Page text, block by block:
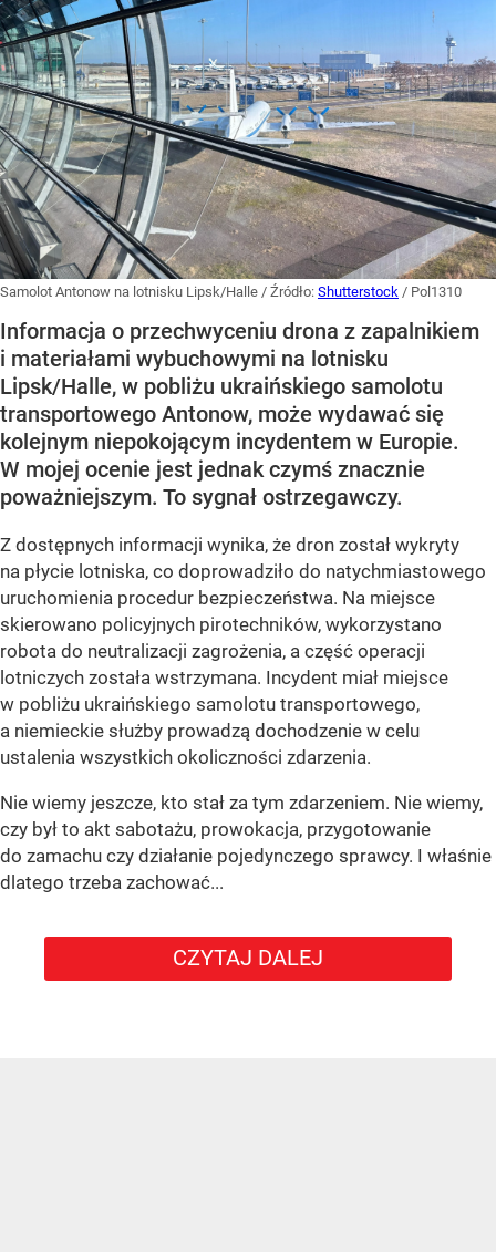
Samolot Antonow na lotnisku Lipsk/Halle / Źródło: Shutterstock / Pol1310
Informacja o przechwyceniu drona z zapalnikiem
i materiałami wybuchowymi na lotnisku
Lipsk/Halle, w pobliżu ukraińskiego samolotu
transportowego Antonow, może wydawać się
kolejnym niepokojącym incydentem w Europie.
W mojej ocenie jest jednak czymś znacznie
poważniejszym. To sygnał ostrzegawczy.
Z dostępnych informacji wynika, że dron został wykryty
na płycie lotniska, co doprowadziło do natychmiastowego
uruchomienia procedur bezpieczeństwa. Na miejsce
skierowano policyjnych pirotechników, wykorzystano
robota do neutralizacji zagrożenia, a część operacji
lotniczych została wstrzymana. Incydent miał miejsce
w pobliżu ukraińskiego samolotu transportowego,
a niemieckie służby prowadzą dochodzenie w celu
ustalenia wszystkich okoliczności zdarzenia.
Nie wiemy jeszcze, kto stał za tym zdarzeniem. Nie wiemy,
czy był to akt sabotażu, prowokacja, przygotowanie
do zamachu czy działanie pojedynczego sprawcy. I właśnie
dlatego trzeba zachować...
CZYTAJ DALEJ